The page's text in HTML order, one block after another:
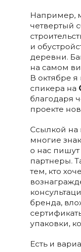
Например,
четвертый
и
деревни.
на самом
В октябре я
спикера на
благодаря
проекте
Ссылкой
многие
о нас
партнеры.
тем, кто
бренда,
упаковки,
Есть и